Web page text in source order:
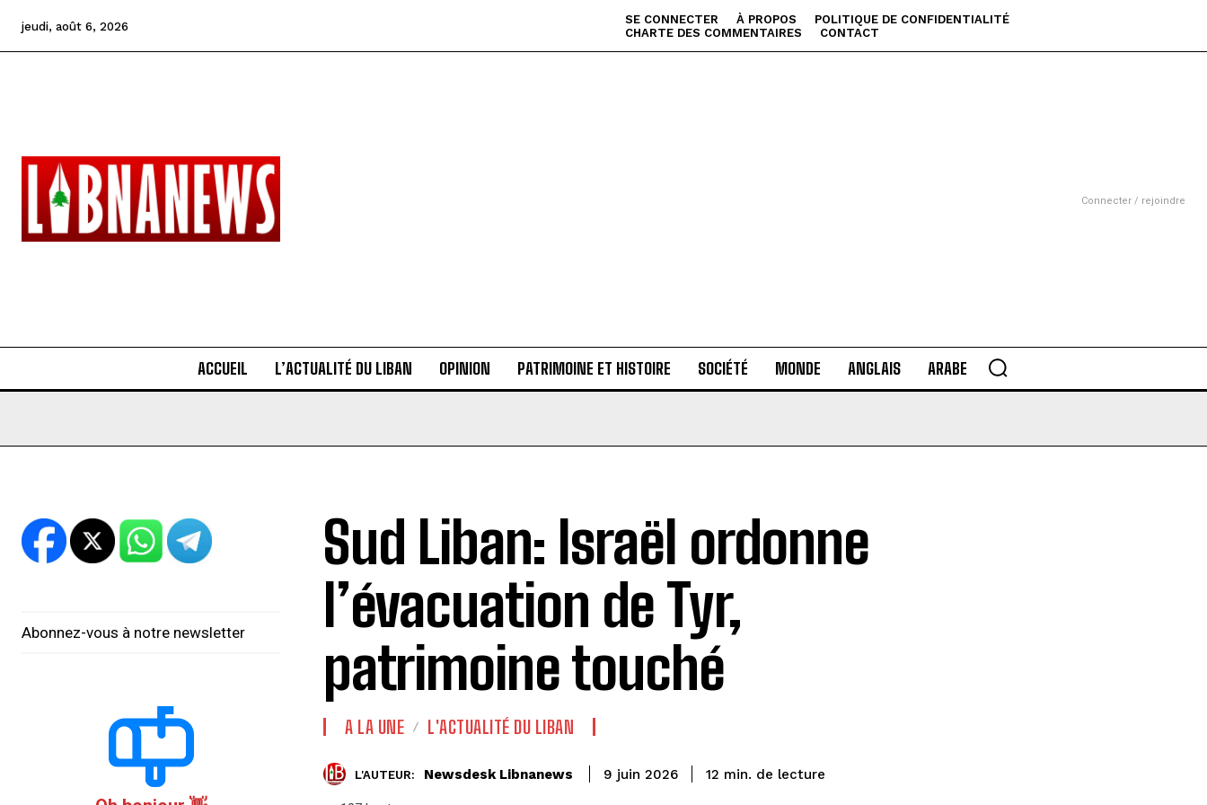
jeudi, août 6, 2026 SE CONNECTER À PROPOS
POLITIQUE DE CONFIDENTIALITÉ
CHARTE DES COMMENTAIRES
CONTACT
Connecter / rejoindre
ACCUEIL L’ACTUALITÉ DU LIBAN OPINION PATRIMOINE ET HISTOIRE SOCIÉTÉ MONDE ANGLAIS ARABE
Abonnez-vous à notre newsletter
Sud Liban: Israël ordonne
l’évacuation de Tyr,
patrimoine touché
A LA UNE L'ACTUALITÉ DU LIBAN
L'AUTEUR: Newsdesk Libnanews 9 juin 2026 12 min. de lecture